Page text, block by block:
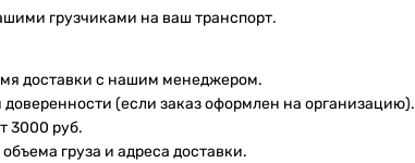
грузчиками на ваш транспорт.
доставки с нашим менеджером.
(если заказ оформлен на организацию).
3000 руб.
груза и адреса доставки.